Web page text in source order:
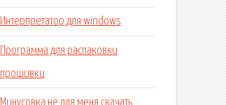
Интерпретатор для windows
Программа для распаковки
прошивки
Минусовка не для меня скачать